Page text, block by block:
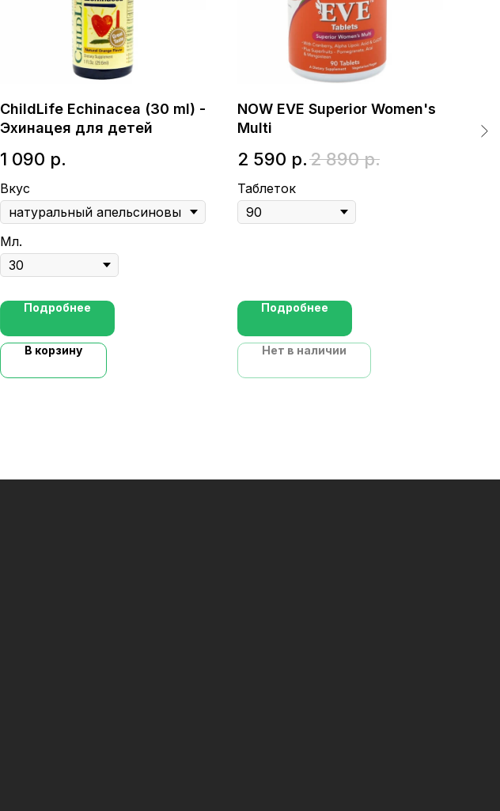
ChildLife Echinacea (30 ml) -
Эхинацея для детей
1 090 р.
Вкус
Мл.
Подробнее
В корзину
NOW EVE Superior Women's
Multi
2 590 р.2 890 р.
Таблеток
Подробнее
Нет в наличии
2